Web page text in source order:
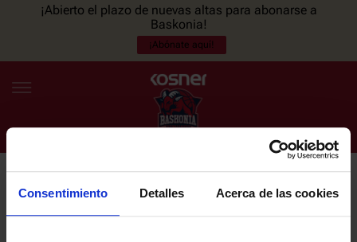
Consentimiento Detalles Acerca de las cookies
¡Abierto el plazo de nuevas altas para abonarse a
Baskonia!
¡Abónate aquí!
ES EU
NEWSLETTER